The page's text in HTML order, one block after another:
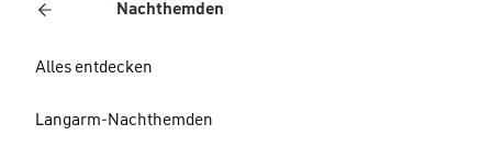
Nachthemden
Alles entdecken
Langarm-Nachthemden